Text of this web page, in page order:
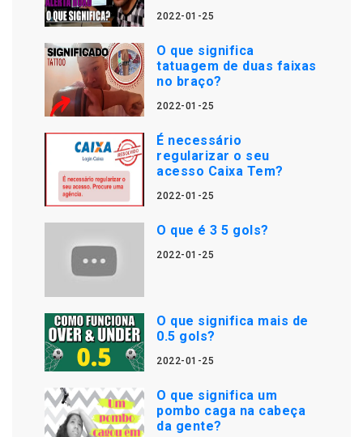
2022-01-25
O que significa
tatuagem de duas faixas
no braço?
2022-01-25
É necessário
regularizar o seu
acesso Caixa Tem?
2022-01-25
O que é 3 5 gols?
2022-01-25
O que significa mais de
0.5 gols?
2022-01-25
O que significa um
pombo caga na cabeça
da gente?